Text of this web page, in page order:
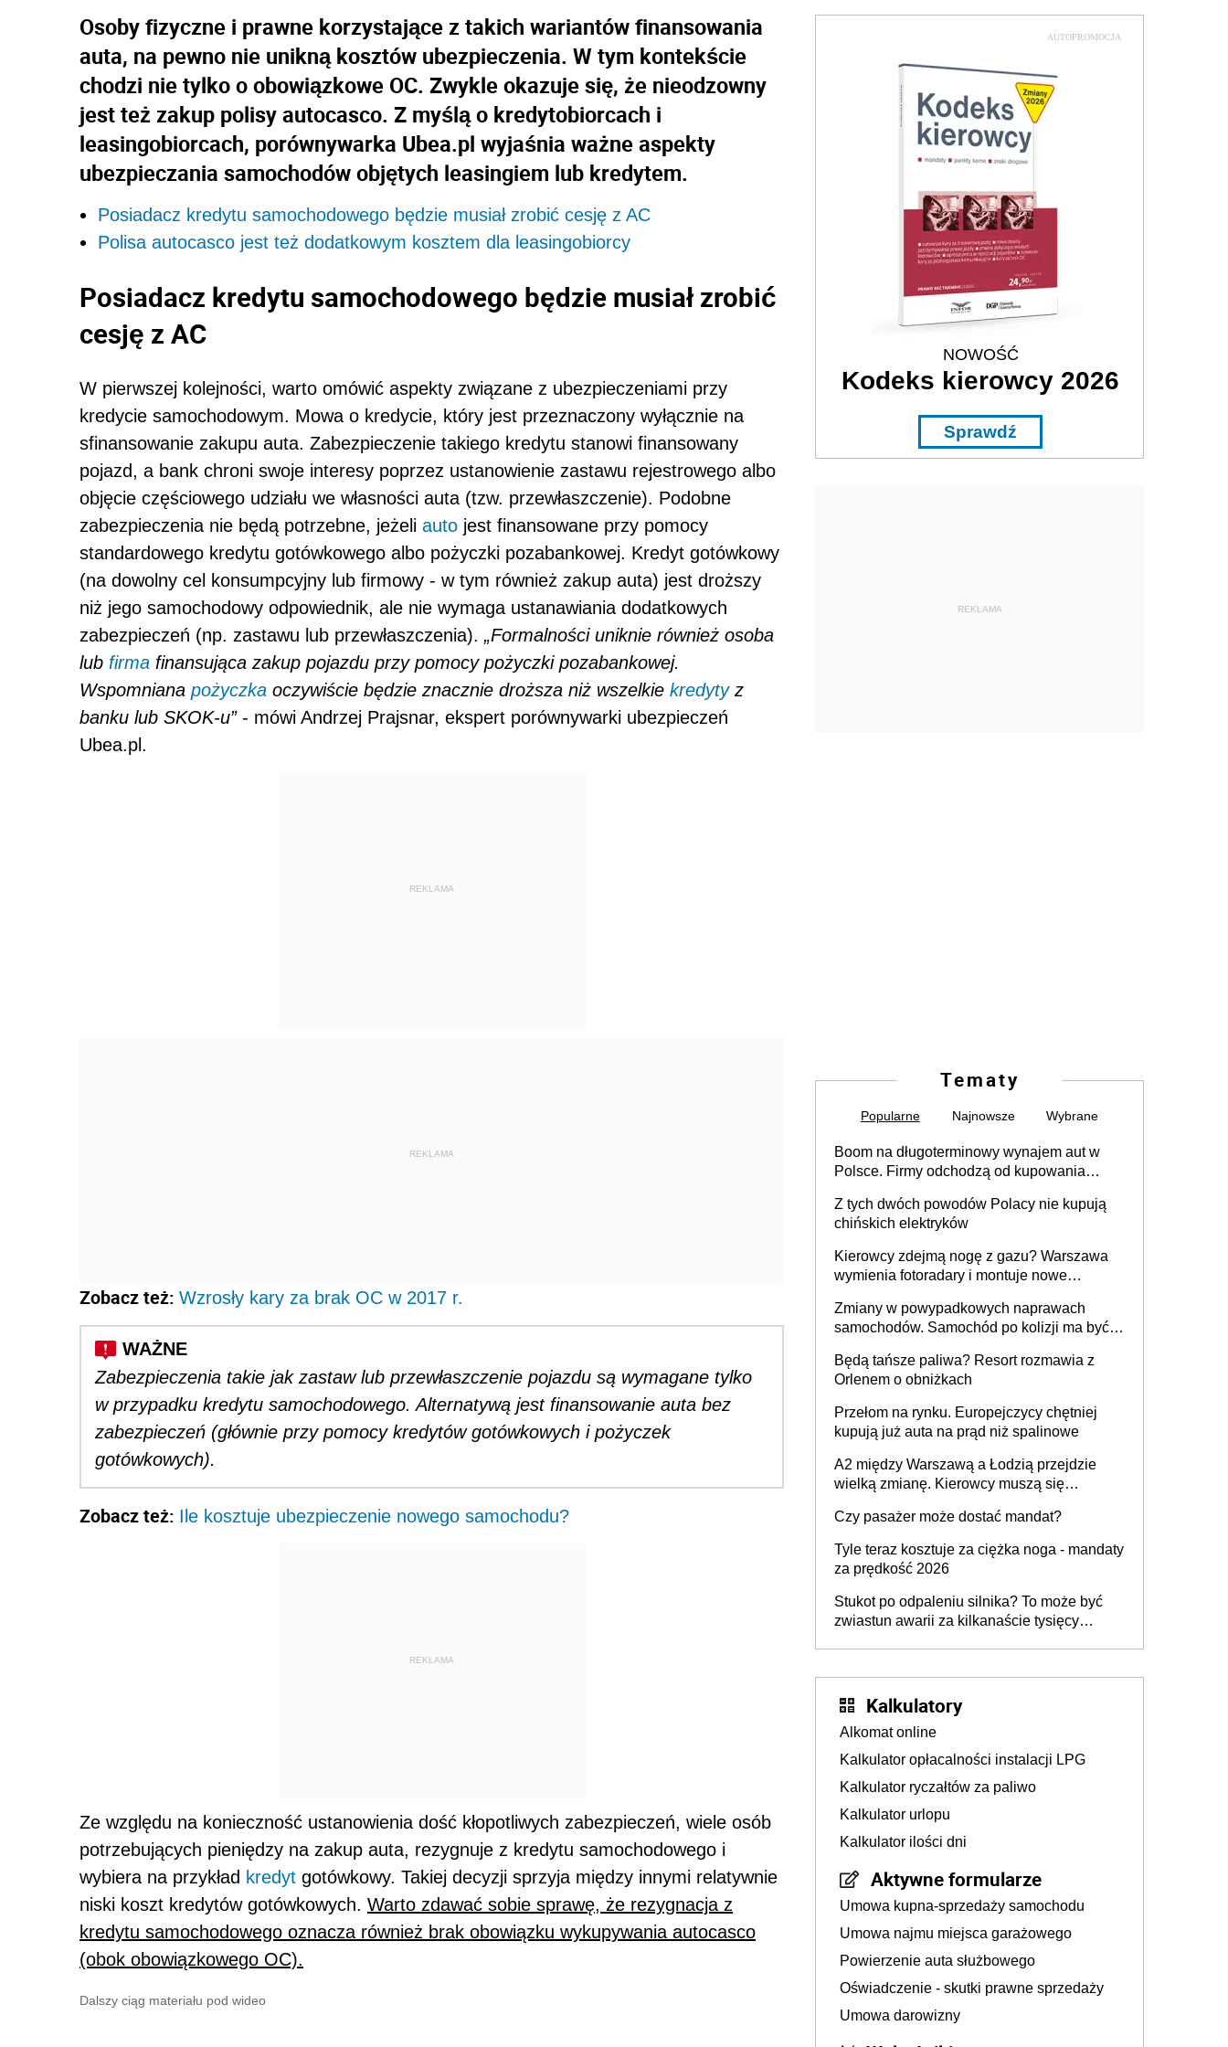
Osoby fizyczne i prawne korzystające z takich wariantów finansowania
auta, na pewno nie unikną kosztów ubezpieczenia. W tym kontekście
chodzi nie tylko o obowiązkowe OC. Zwykle okazuje się, że nieodzowny
jest też zakup polisy autocasco. Z myślą o kredytobiorcach i
leasingobiorcach, porównywarka Ubea.pl wyjaśnia ważne aspekty
ubezpieczania samochodów objętych leasingiem lub kredytem.
Posiadacz kredytu samochodowego będzie musiał zrobić cesję z AC
Polisa autocasco jest też dodatkowym kosztem dla leasingobiorcy
Posiadacz kredytu samochodowego będzie musiał zrobić
cesję z AC
W pierwszej kolejności, warto omówić aspekty związane z ubezpieczeniami przy
kredycie samochodowym. Mowa o kredycie, który jest przeznaczony wyłącznie na
sfinansowanie zakupu auta. Zabezpieczenie takiego kredytu stanowi finansowany
pojazd, a bank chroni swoje interesy poprzez ustanowienie zastawu rejestrowego albo
objęcie częściowego udziału we własności auta (tzw. przewłaszczenie). Podobne
zabezpieczenia nie będą potrzebne, jeżeli auto jest finansowane przy pomocy
standardowego kredytu gotówkowego albo pożyczki pozabankowej. Kredyt gotówkowy
(na dowolny cel konsumpcyjny lub firmowy - w tym również zakup auta) jest droższy
niż jego samochodowy odpowiednik, ale nie wymaga ustanawiania dodatkowych
zabezpieczeń (np. zastawu lub przewłaszczenia). „Formalności uniknie również osoba
lub firma finansująca zakup pojazdu przy pomocy pożyczki pozabankowej.
Wspomniana pożyczka oczywiście będzie znacznie droższa niż wszelkie kredytyz
banku lub SKOK-u”- mówi Andrzej Prajsnar, ekspert porównywarki ubezpieczeń
Ubea.pl.
REKLAMA
REKLAMA
Zobacz też: Wzrosły kary za brak OC w 2017 r.
Zabezpieczenia takie jak zastaw lub przewłaszczenie pojazdu są wymagane tylko
w przypadku kredytu samochodowego. Alternatywą jest finansowanie auta bez
zabezpieczeń (głównie przy pomocy kredytów gotówkowych i pożyczek
gotówkowych).
Zobacz też: Ile kosztuje ubezpieczenie nowego samochodu?
REKLAMA
Ze względu na konieczność ustanowienia dość kłopotliwych zabezpieczeń, wiele osób
potrzebujących pieniędzy na zakup auta, rezygnuje z kredytu samochodowego i
wybiera na przykład kredyt gotówkowy. Takiej decyzji sprzyja między innymi relatywnie
niski koszt kredytów gotówkowych. Warto zdawać sobie sprawę, że rezygnacja z
kredytu samochodowego oznacza również brak obowiązku wykupywania autocasco
(obok obowiązkowego OC).
Dalszy ciąg materiału pod wideo
AUTOPROMOCJA
NOWOŚĆ
Kodeks kierowcy 2026
Sprawdź
REKLAMA
Tematy
Popularne Najnowsze Wybrane
Boom na długoterminowy wynajem aut w
Polsce. Firmy odchodzą od kupowania
Z tych dwóch powodów Polacy nie kupują
chińskich elektryków
Kierowcy zdejmą nogę z gazu? Warszawa
wymienia fotoradary i montuje nowe
Zmiany w powypadkowych naprawach
samochodów. Samochód po kolizji ma być
technologią producenta
Będą tańsze paliwa? Resort rozmawia z
Orlenem o obniżkach
Przełom na rynku. Europejczycy chętniej
kupują już auta na prąd niż spalinowe
A2 między Warszawą a Łodzią przejdzie
wielką zmianę. Kierowcy muszą się
Czy pasażer może dostać mandat?
Tyle teraz kosztuje za ciężka noga - mandaty
za prędkość 2026
Stukot po odpaleniu silnika? To może być
zwiastun awarii za kilkanaście tysięcy
Kalkulatory
Alkomat online
Kalkulator opłacalności instalacji LPG
Kalkulator ryczałtów za paliwo
Kalkulator urlopu
Kalkulator ilości dni
Aktywne formularze
Umowa kupna-sprzedaży samochodu
Umowa najmu miejsca garażowego
Powierzenie auta służbowego
Oświadczenie - skutki prawne sprzedaży
Umowa darowizny